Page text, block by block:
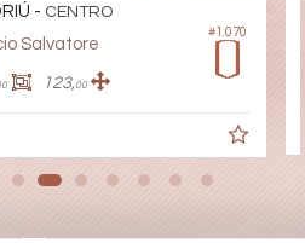
#1.070
- CENTRO
Salvatore
123,00